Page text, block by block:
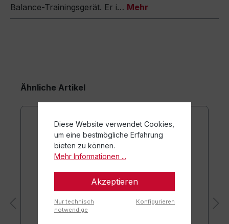
Balance-Trainingsgerät. Er i… Mehr
Ähnliche Artikel
Diese Website verwendet Cookies,
um eine bestmögliche Erfahrung
bieten zu können.
Mehr Informationen ...
Akzeptieren
Nur technisch
notwendige
Konfigurieren